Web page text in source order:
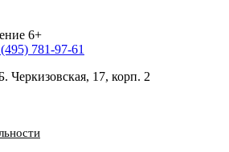
781-97-61
Черкизовская, 17, корп. 2